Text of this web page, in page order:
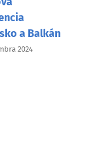
šikovných
Vancouveri
2024